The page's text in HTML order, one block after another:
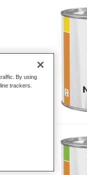
By using
trackers.